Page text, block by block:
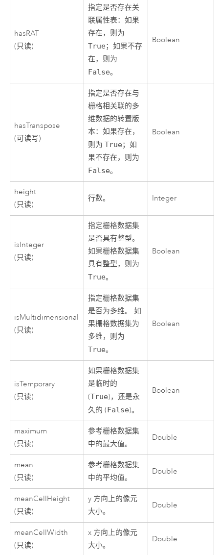
hasRAT
(只读)
指定是否存在关
联属性表：如果
存在，则为
True；如果不存
在，则为
False。
Boolean
hasTranspose
(可读写)
指定是否存在与
栅格相关联的多
维数据的转置版
本：如果存在，
则为True；如
果不存在，则为
False。
Boolean
height
(只读)
行数。 Integer
isInteger
(只读)
指定栅格数据集
是否具有整型。
如果栅格数据集
具有整型，则为
True。
Boolean
isMultidimensional
(只读)
指定栅格数据集
是否为多维。 如
果栅格数据集为
多维，则为
True。
Boolean
isTemporary
(只读)
如果栅格数据集
是临时的
(True)，还是永
久的 ( False)。
Boolean
maximum
(只读)
参考栅格数据集
中的最大值。
Double
mean
(只读)
参考栅格数据集
中的平均值。
Double
meanCellHeight
(只读)
y 方向上的像元
大小。
Double
meanCellWidth
(只读)
x 方向上的像元
大小。
Double